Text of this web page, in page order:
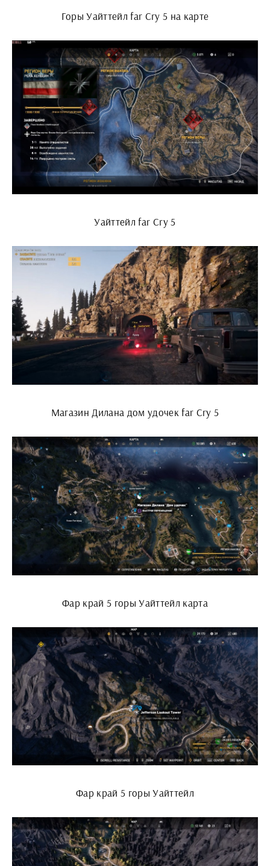
Горы Уайттейл far Cry 5 на карте
Уайттейл far Cry 5
Магазин Дилана дом удочек far Cry 5
Фар край 5 горы Уайттейл карта
Фар край 5 горы Уайттейл